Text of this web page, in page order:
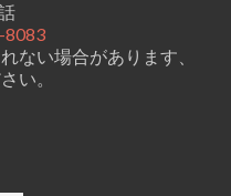
8083
ない場合があります、
い。